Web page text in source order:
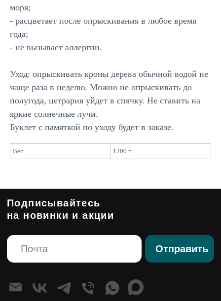
моря;
- расцветает после опрыскивания в любое время
года;
- не вызывает аллергии.
Уход: опрыскивать кроны дерева обычной водой не
чаще раза в неделю. Можно не опрыскивать до
полугода, цетрария уйдет в спячку. Не ставить на
яркие солнечные лучи.
Буклет с памяткой по уходу будет в заказе.
Вес 1200 г
Средние деревья
Фантастические персонажи
Панно из мха
Композиции
Стабилизированные композиции
Сказочная мебель
Каталог
Корпоративным клиентам
Политика конфиденциальности
Согласие на обработку персональных данных
Оферта